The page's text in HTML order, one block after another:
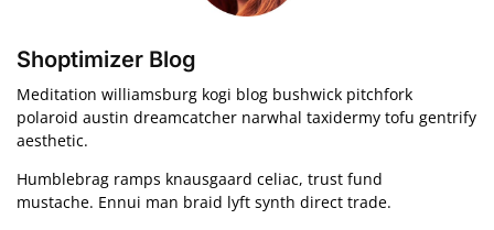
Shoptimizer Blog
Meditation williamsburg kogi blog bushwick pitchfork
polaroid austin dreamcatcher narwhal taxidermy tofu gentrify
aesthetic.
Humblebrag ramps knausgaard celiac, trust fund
mustache. Ennui man braid lyft synth direct trade.